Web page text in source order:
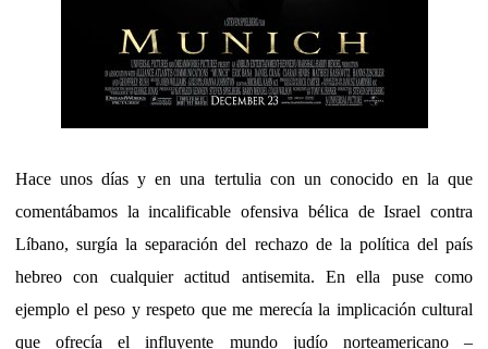
Hace unos días y en una tertulia con un conocido en la que
comentábamos la incalificable ofensiva bélica de Israel contra
Líbano, surgía la separación del rechazo de la política del país
hebreo con cualquier actitud antisemita. En ella puse como
ejemplo el peso y respeto que me merecía la implicación cultural
que ofrecía el influyente mundo judío norteamericano –